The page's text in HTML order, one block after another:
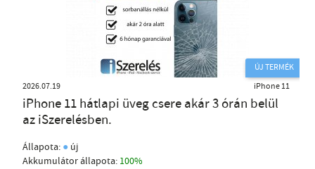
ÚJ TERMÉK
2026.07.19
iPhone 11
iPhone 11 hátlapi üveg csere akár 3 órán belül
az iSzerelésben.
Állapota: ● új
Akkumulátor állapota: 100%